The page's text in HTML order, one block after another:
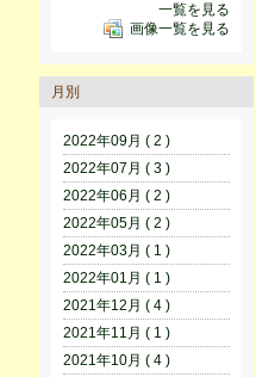
一覧を見る
画像一覧を見る
月別
2022年09月 ( 2 )
2022年07月 ( 3 )
2022年06月 ( 2 )
2022年05月 ( 2 )
2022年03月 ( 1 )
2022年01月 ( 1 )
2021年12月 ( 4 )
2021年11月 ( 1 )
2021年10月 ( 4 )